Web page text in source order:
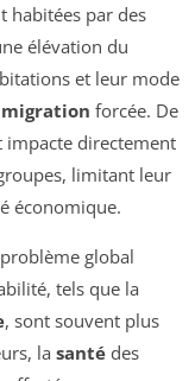
habitées par des
élévation du
et leur mode
migration forcée. De
impacte directement
limitant leur
économique.
global
tels que la
, sont souvent plus
la santé des